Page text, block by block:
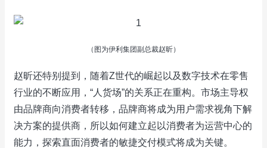
（图为伊利集团副总裁赵昕）
赵昕还特别提到，随着Z世代的崛起以及数字技术在零售
行业的不断应用，“人货场”的关系正在重构。市场主导权
由品牌商向消费者转移，品牌商将成为用户需求视角下解
决方案的提供商，所以如何建立起以消费者为运营中心的
能力，探索直面消费者的敏捷交付模式将成为关键。